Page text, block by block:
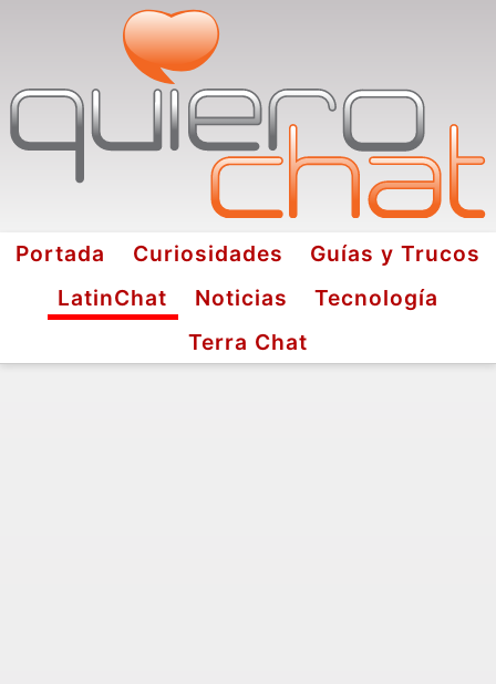
Portada Curiosidades
Guías y Trucos
LatinChat
Noticias
Tecnología
Terra Chat